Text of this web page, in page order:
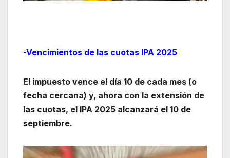
-Vencimientos de las cuotas IPA 2025
El impuesto vence el día 10 de cada mes (o
fecha cercana) y, ahora con la extensión de
las cuotas, el IPA 2025 alcanzará el 10 de
septiembre.
Reproductor